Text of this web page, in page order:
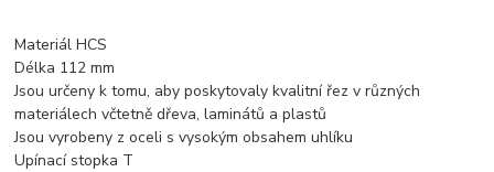
Materiál HCS
Délka 112 mm
Jsou určeny k tomu, aby poskytovaly kvalitní řez v různých
materiálech včtetně dřeva, laminátů a plastů
Jsou vyrobeny z oceli s vysokým obsahem uhlíku
Upínací stopka T